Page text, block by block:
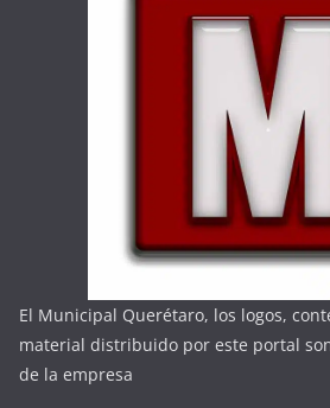
El Municipal Querétaro, los logos,
material distribuido por este portal
de la empresa